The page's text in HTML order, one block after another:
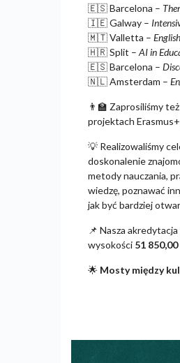
🇪🇸Barcelona –
🇮🇪Galway –
🇲🇹Valletta –
🇭🇷Split – AI in
🇪🇸Barcelona –
🇳🇱Amsterdam –
👨 Zaprosiliśmy
projektach
💡 Realizowaliśmy
doskonalenie
metody nauczania,
wiedzę, poznawać
jak być bardziej
📌 Nasza
wysokości 51 850,00
🌟 Mosty między